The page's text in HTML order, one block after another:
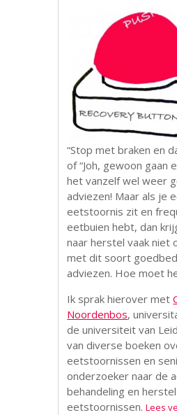
“Stop met braken en
of “Joh, gewoon gaan
het vanzelf wel weer
adviezen! Maar als je
eetstoornis zit en
eetbuien hebt, dan
naar herstel vaak niet
met dit soort
adviezen. Hoe moet
Ik sprak hierover met
Noordenbos,
de universiteit van
van diverse boeken
eetstoornissen en
onderzoeker naar de
behandeling en
eetstoornissen.Lees